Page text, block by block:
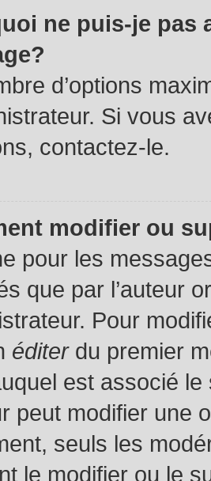
ne puis-je pas
d’options
Si vous
contactez-le.
modifier ou
pour les
que par l’auteur
Pour
éditerdu premier
est associé le
peut modifier une
seuls les
le modifier ou le